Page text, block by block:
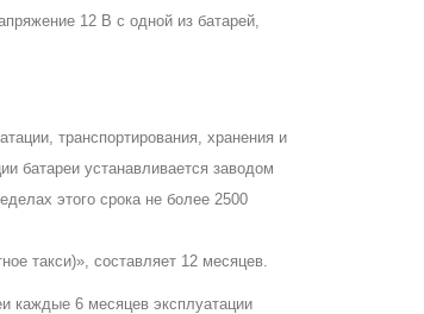
12 В с одной из батарей,
транспортирования, хранения и
батареи устанавливается заводом
этого срока не более 2500
такси)», составляет 12 месяцев.
каждые 6 месяцев эксплуатации